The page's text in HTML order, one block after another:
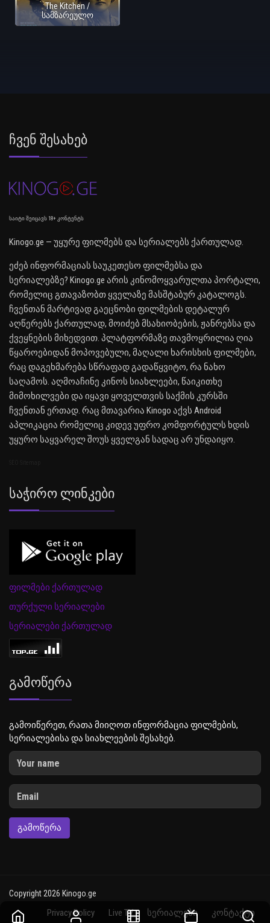
The Kitchen /
სამზარეულო
Ჩვენ Შესახებ
საიტი შეიცავს 18+ კონტენტს
Kinogo.ge — უყურე ფილმებს და სერიალებს ქართულად.
ეძებ ინფორმაციას საუკეთესო ფილმებსა და
სერიალებზე? Kinogo.ge არის კინომოყვარულთა პორტალი,
რომელიც გთავაზობთ ყველაზე მასშტაბურ კატალოგს.
ჩვენთან მარტივად გაეცნობი ფილმების დეტალურ
აღწერებს ქართულად, მოიძებ მსახიობების, ჟანრებსა და
ქვეყნების მიხედვით. პლატფორმაზე თავმოყრილია ღია
წყაროებიდან მოპოვებული, მაღალი ხარისხის ფილმები,
რაც დაგეხმარება სწრაფად გადაწყვიტო, რა ნახო
საღამოს. აღმოაჩინე კინოს სიახლეები, წაიკითხე
მიმოხილვები და იყავი ყოველთვის საქმის კურსში
ჩვენთან ერთად. რაც მთავარია Kinogo აქვს Android
აპლიკაცია რომელიც კიდევ უფრო კომფორტულს ხდის
უყურო საყვარელ შოუს ყველგან სადაც არ უნდაიყო.
Საჭირო Ლინკები
ფილმები ქართულად
თურქული სერიალები
სერიალები ქართულად
Გამოწერა
გამოიწერეთ, რათა მიიღოთ ინფორმაცია ფილმების,
სერიალებისა და სიახლეების შესახებ.
ᲒᲐᲛᲝᲬᲔᲠᲐ
Copyright 2026 Kinogo.ge
Privacy Policy Live TV სერიალები კონტაქტი